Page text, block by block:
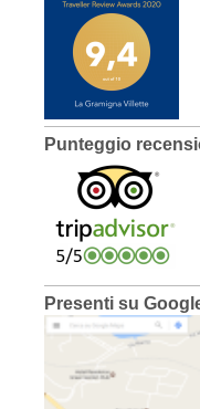
Punteggio
Presenti su